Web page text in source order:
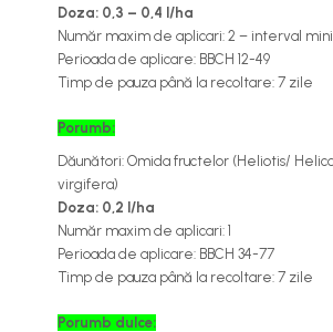
Acaricide
Dezinfectanți de sol
Îngrășăminte
Îngrășăminte foliare
hidrosolubile
Îngrășăminte foliare gel
Îngrășăminte granulate
Îngrășăminte pentru flori
Îngrășăminte Gazon și Conifere
Doza: 0,3 – 0,4 l/ha
Număr maxim de aplicari: 2 – interval
Perioada de aplicare: BBCH 12-49
Timp de pauza până la recoltare: 7 zile
Porumb:
Dăunători: Omida fructelor (Heliotis/
virgifera)
Doza: 0,2 l/ha
Număr maxim de aplicari: 1
Perioada de aplicare: BBCH 34-77
Timp de pauza până la recoltare: 7 zile
Porumb dulce: